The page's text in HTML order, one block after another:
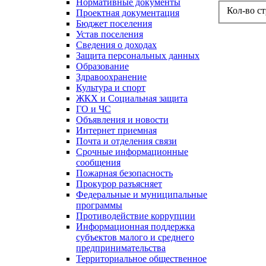
Нормативные документы
Проектная документация
Бюджет поселения
Устав поселения
Сведения о доходах
Защита персональных данных
Образование
Здравоохранение
Культура и спорт
ЖКХ и Социальная защита
ГО и ЧС
Объявления и новости
Интернет приемная
Почта и отделения связи
Срочные информационные
сообщения
Пожарная безопасность
Прокурор разъясняет
Федеральные и муниципальные
программы
Противодействие коррупции
Информационная поддержка
субъектов малого и среднего
предпринимательства
Территориальное общественное
Кол-во